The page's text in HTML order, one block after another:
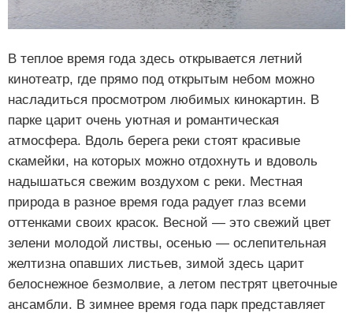
В теплое время года здесь открывается летний
кинотеатр, где прямо под открытым небом можно
насладиться просмотром любимых кинокартин. В
парке царит очень уютная и романтическая
атмосфера. Вдоль берега реки стоят красивые
скамейки, на которых можно отдохнуть и вдоволь
надышаться свежим воздухом с реки. Местная
природа в разное время года радует глаз всеми
оттенками своих красок. Весной — это свежий цвет
зелени молодой листвы, осенью — ослепительная
желтизна опавших листьев, зимой здесь царит
белоснежное безмолвие, а летом пестрят цветочные
ансамбли. В зимнее время года парк представляет